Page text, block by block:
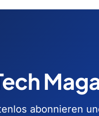
abonnieren